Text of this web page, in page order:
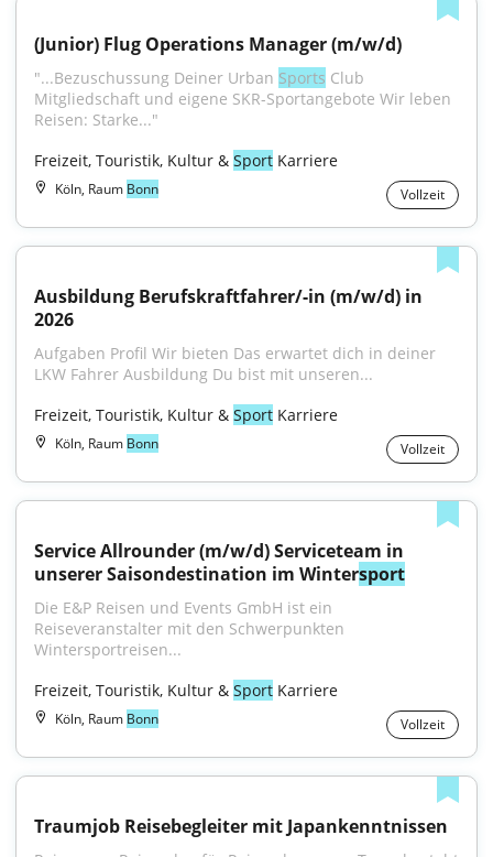
(Junior) Flug Operations Manager (m/w/d)
"...Bezuschussung Deiner Urban Sports Club
Mitgliedschaft und eigene SKR-Sportangebote Wir leben
Reisen: Starke..."
Freizeit, Touristik, Kultur & Sport Karriere
Köln, Raum Bonn Vollzeit
Ausbildung Berufskraftfahrer/-in (m/w/d) in
2026
Aufgaben Profil Wir bieten Das erwartet dich in deiner
LKW Fahrer Ausbildung Du bist mit unseren...
Freizeit, Touristik, Kultur & Sport Karriere
Köln, Raum Bonn Vollzeit
Service Allrounder (m/w/d) Serviceteam in
unserer Saisondestination im Wintersport
Die E&P Reisen und Events GmbH ist ein
Reiseveranstalter mit den Schwerpunkten
Wintersportreisen...
Freizeit, Touristik, Kultur & Sport Karriere
Köln, Raum Bonn Vollzeit
Traumjob Reisebegleiter mit Japankenntnissen